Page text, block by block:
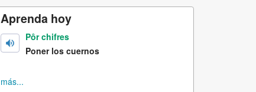
Aprenda hoy
Pôr chifres
Poner los cuernos
más...